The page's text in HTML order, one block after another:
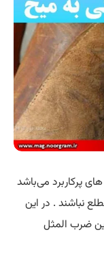
پرکاربرد می‌باشد
نباشند . در این
ضرب المثل